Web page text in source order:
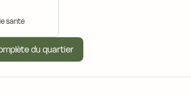
santé
du quartier